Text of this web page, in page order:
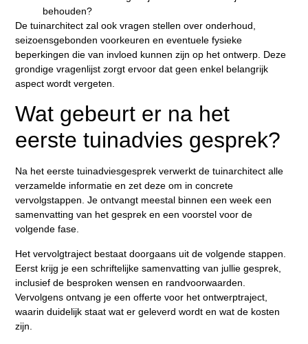
behouden?
De tuinarchitect zal ook vragen stellen over onderhoud,
seizoensgebonden voorkeuren en eventuele fysieke
beperkingen die van invloed kunnen zijn op het ontwerp. Deze
grondige vragenlijst zorgt ervoor dat geen enkel belangrijk
aspect wordt vergeten.
Wat gebeurt er na het
eerste tuinadvies gesprek?
Na het eerste tuinadviesgesprek verwerkt de tuinarchitect alle
verzamelde informatie en zet deze om in concrete
vervolgstappen. Je ontvangt meestal binnen een week een
samenvatting van het gesprek en een voorstel voor de
volgende fase.
Het vervolgtraject bestaat doorgaans uit de volgende stappen.
Eerst krijg je een schriftelijke samenvatting van jullie gesprek,
inclusief de besproken wensen en randvoorwaarden.
Vervolgens ontvang je een offerte voor het ontwerptraject,
waarin duidelijk staat wat er geleverd wordt en wat de kosten
zijn.